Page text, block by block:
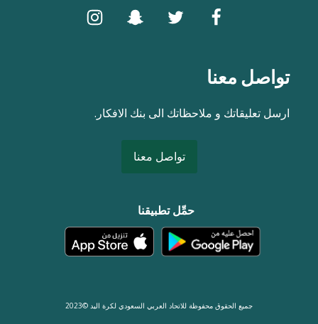
تواصل معنا
ارسل تعليقاتك و ملاحظاتك الى بنك الافكار.
تواصل معنا
حمِّل تطبيقنا
جميع الحقوق محفوظة للاتحاد العربي السعودي لكرة اليد ©2023